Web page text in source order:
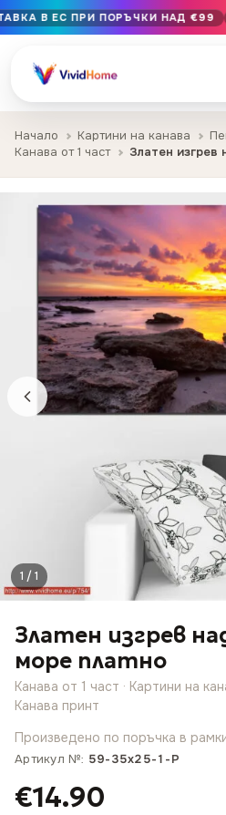
Безплатна доставка в ЕС при
Ръчно изработено в България ·
12+ години на майсторство ·
В ЕС ПРИ ПОРЪЧКИ НАД €99
Начало Картини на канава
Канава от 1 част
Златен изгрев
1 / 1
Златен изгрев
море платно
Канава от 1 част · Картини на
Канава принт
Произведено по поръчка в
Артикул №: 59-35x25-1-P
€14.90